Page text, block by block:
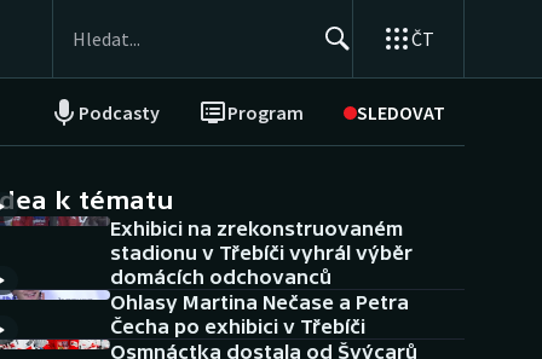
ČT
Podcasty Program SLEDOVAT
NEPŘEHLÉDNĚTE
Historické návraty
Aplikace ČT sport
AZ kvíz
k tématu
Exhibici na zrekonstruovaném
stadionu v Třebíči vyhrál výběr
domácích odchovanců
Ohlasy Martina Nečase a Petra
Čecha po exhibici v Třebíči
Osmnáctka dostala od Švýcarů